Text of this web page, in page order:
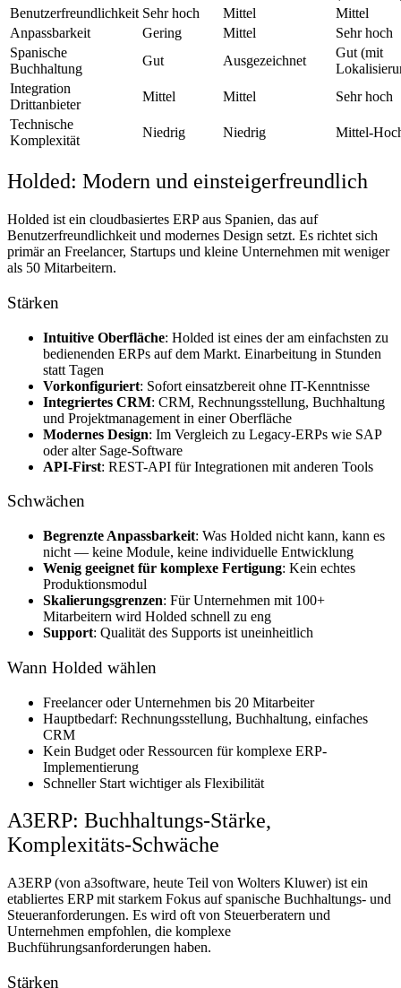
Benutzerfreundlichkeit Sehr hoch Mittel
Mittel
Anpassbarkeit
Gering Mittel
Sehr hoch
Spanische
Buchhaltung
Gut Ausgezeichnet
Gut (mit
Integration
Drittanbieter
Mittel Mittel
Sehr hoch
Technische
Komplexität
Niedrig Niedrig Mittel-
Holded: Modern und einsteigerfreundlich
Holded ist ein cloudbasiertes ERP aus Spanien, das auf
Benutzerfreundlichkeit und modernes Design setzt. Es richtet sich
primär an Freelancer, Startups und kleine Unternehmen mit weniger
als 50 Mitarbeitern.
Stärken
Intuitive Oberfläche: Holded ist eines der am einfachsten zu
bedienenden ERPs auf dem Markt. Einarbeitung in Stunden
statt Tagen
Vorkonfiguriert: Sofort einsatzbereit ohne IT-Kenntnisse
Integriertes CRM: CRM, Rechnungsstellung, Buchhaltung
und Projektmanagement in einer Oberfläche
Modernes Design: Im Vergleich zu Legacy-ERPs wie SAP
oder alter Sage-Software
API-First: REST-API für Integrationen mit anderen Tools
Schwächen
Begrenzte Anpassbarkeit: Was Holded nicht kann, kann es
nicht — keine Module, keine individuelle Entwicklung
Wenig geeignet für komplexe Fertigung: Kein echtes
Produktionsmodul
Skalierungsgrenzen: Für Unternehmen mit 100+
Mitarbeitern wird Holded schnell zu eng
Support: Qualität des Supports ist uneinheitlich
Wann Holded wählen
Freelancer oder Unternehmen bis 20 Mitarbeiter
Hauptbedarf: Rechnungsstellung, Buchhaltung, einfaches
CRM
Kein Budget oder Ressourcen für komplexe ERP-
Implementierung
Schneller Start wichtiger als Flexibilität
A3ERP: Buchhaltungs-Stärke,
Komplexitäts-Schwäche
A3ERP (von a3software, heute Teil von Wolters Kluwer) ist ein
etabliertes ERP mit starkem Fokus auf spanische Buchhaltungs- und
Steueranforderungen. Es wird oft von Steuerberatern und
Unternehmen empfohlen, die komplexe
Buchführungsanforderungen haben.
Stärken